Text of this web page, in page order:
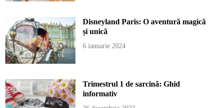
Disneyland Paris: O aventură magică
și unică
6 ianuarie 2024
Trimestrul 1 de sarcină: Ghid
informativ